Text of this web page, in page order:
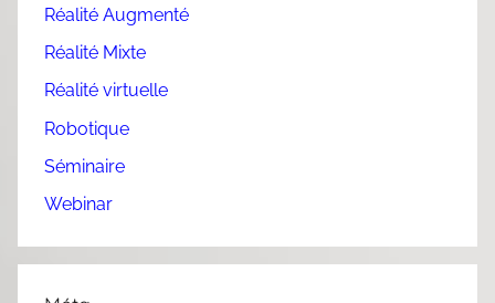
Réalité Augmenté
Réalité Mixte
Réalité virtuelle
Robotique
Séminaire
Webinar